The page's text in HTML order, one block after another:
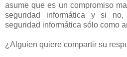
asume que es un compromiso
seguridad informática y si
seguridad informática sólo como
¿Alguien quiere compartir su